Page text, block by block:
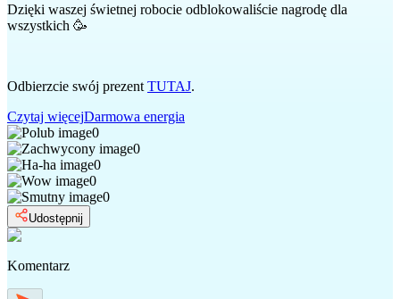
Dzięki waszej świetnej robocie odblokowaliście nagrodę dla
wszystkich 🥳
Odbierzcie swój prezent TUTAJ.
Czytaj więcejDarmowa energia
0
0
0
0
0
Udostępnij
Komentarz